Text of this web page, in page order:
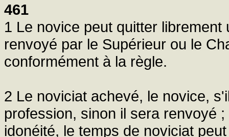
461
1 Le novice peut quitter
renvoyé par le Supérieur ou le
conformément à la règle.
2 Le noviciat achevé, le novice,
profession, sinon il sera renvoyé
idonéité, le temps de noviciat